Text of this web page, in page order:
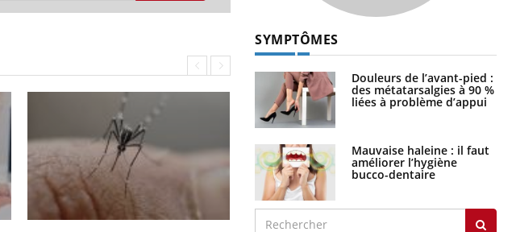
SYMPTÔMES
Douleurs de l’avant-pied :
des métatarsalgies à 90 %
liées à problème d’appui
Mauvaise haleine : il faut
améliorer l’hygiène
bucco-dentaire